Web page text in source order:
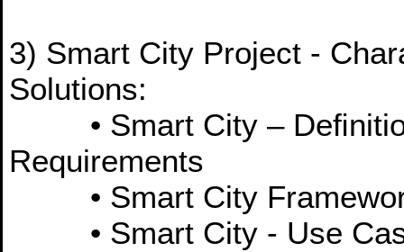
3) Smart City Project -
Solutions:
• Smart City –
Requirements
• Smart City
• Smart City - Use